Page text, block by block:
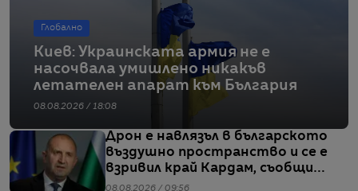
Глобално
Киев: Украинската армия не е
насочвала умишлено никакъв
летателен апарат към България
08.08.2026 / 18:08
Дрон е навлязъл в българското
въздушно пространство и се е
взривил край Кардам, съобщи
Радев
08.08.2026 / 09:56